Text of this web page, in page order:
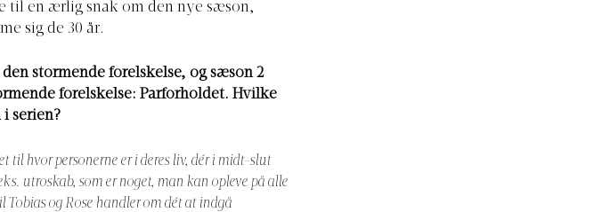
til en ærlig snak om den nye sæson,
sig de 30 år.
stormende forelskelse, og sæson 2
forelskelse: Parforholdet. Hvilke
serien?
til hvor personerne er i deres liv, dér i midt-slut
utroskab, som er noget, man kan opleve på alle
og Rose handler om dét at indgå